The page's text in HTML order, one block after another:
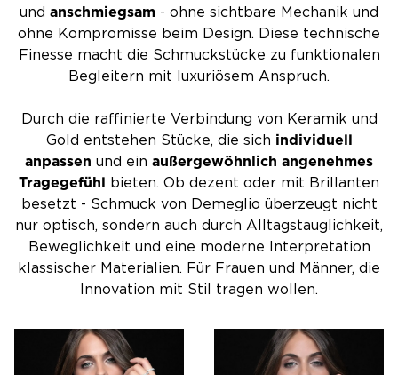
und anschmiegsam - ohne sichtbare Mechanik und
ohne Kompromisse beim Design. Diese technische
Finesse macht die Schmuckstücke zu funktionalen
Begleitern mit luxuriösem Anspruch.
Durch die raffinierte Verbindung von Keramik und
Gold entstehen Stücke, die sich individuell
anpassen und ein außergewöhnlich angenehmes
Tragegefühl bieten. Ob dezent oder mit Brillanten
besetzt - Schmuck von Demeglio überzeugt nicht
nur optisch, sondern auch durch Alltagstauglichkeit,
Beweglichkeit und eine moderne Interpretation
klassischer Materialien. Für Frauen und Männer, die
Innovation mit Stil tragen wollen.